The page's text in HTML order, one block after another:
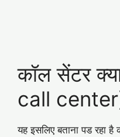
कॉल सेंटर
call
यह इसलिए बताना पड रहा